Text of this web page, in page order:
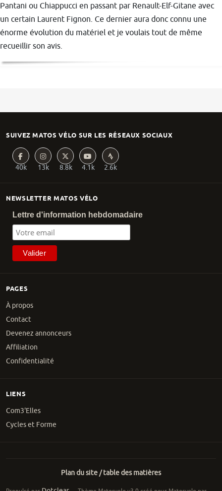
Pantani ou Chiappucci en passant par Renault-Elf-Gitane avec
un certain Laurent Fignon. Ce dernier aura donc connu une
énorme évolution du matériel et je voulais tout de même
recueillir son avis.
PAGES
À propos
Contact
Devenez annonceurs
Affiliation
Confidentialité
NEWSLETTER MATOS VÉLO
Lettre d'information hebdomadaire
SUIVEZ MATOS VÉLO SUR LES RÉSEAUX SOCIAUX
40k 13k 8.8k 4.1k 2.6k
LIENS
Com3'Elles
Cycles et Forme
Plan du site / table des matières